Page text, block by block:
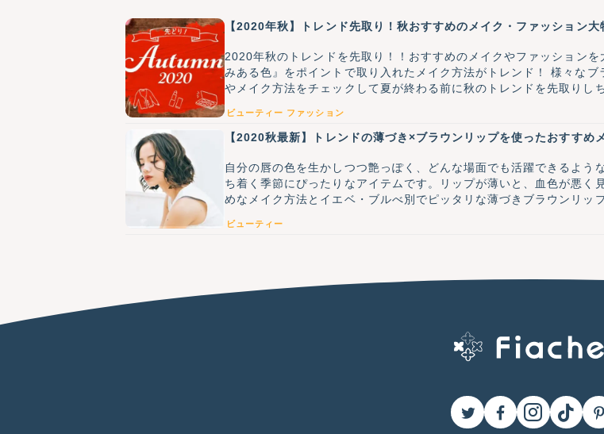
【2020年秋】トレンド先取り！秋おすすめのメイク・ファッション
2020年秋のトレンドを先取り！！おすすめのメイクやファッション
みある色』をポイントで取り入れたメイク方法がトレンド！ 様々な
やメイク方法をチェックして夏が終わる前に秋のトレンドを先取りし
ビューティー ファッション
【2020秋最新】トレンドの薄づき×ブラウンリップを使ったおすすめ
自分の唇の色を生かしつつ艶っぽく、どんな場面でも活躍できるよ
ち着く季節にぴったりなアイテムです。リップが薄いと、血色が悪
めなメイク方法とイエベ・ブルべ別でピッタリな薄づきブラウンリッ
ビューティー